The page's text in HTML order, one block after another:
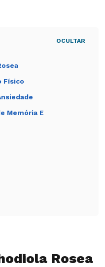
efeitos.
fadiga
febre ou falta de ar.
estimulantes sem
se houver
descontrolada.
é nova, intensa ou
OCULTAR
Físico
Memória E
Rosea